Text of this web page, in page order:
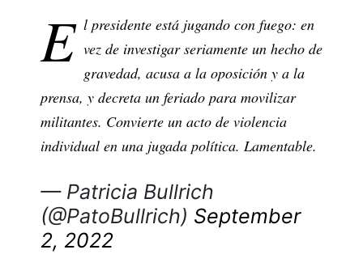
E l presidente está jugando con fuego: en
vez de investigar seriamente un hecho de
gravedad, acusa a la oposición y a la
prensa, y decreta un feriado para movilizar
militantes. Convierte un acto de violencia
individual en una jugada política. Lamentable.
— Patricia Bullrich
(@PatoBullrich) September
2, 2022